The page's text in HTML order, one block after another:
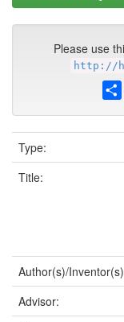
Please use
http://
Type:
Title:
Author(s)/
Advisor: